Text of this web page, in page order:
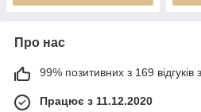
Про нас
99% позитивних з 169 відгуків
Працює з 11.12.2020